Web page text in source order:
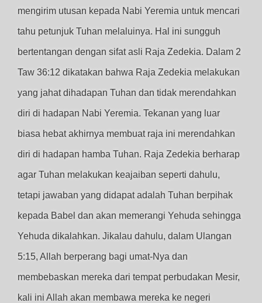
mengirim utusan kepada Nabi Yeremia untuk mencari
tahu petunjuk Tuhan melaluinya. Hal ini sungguh
bertentangan dengan sifat asli Raja Zedekia. Dalam 2
Taw 36:12 dikatakan bahwa Raja Zedekia melakukan
yang jahat dihadapan Tuhan dan tidak merendahkan
diri di hadapan Nabi Yeremia. Tekanan yang luar
biasa hebat akhirnya membuat raja ini merendahkan
diri di hadapan hamba Tuhan. Raja Zedekia berharap
agar Tuhan melakukan keajaiban seperti dahulu,
tetapi jawaban yang didapat adalah Tuhan berpihak
kepada Babel dan akan memerangi Yehuda sehingga
Yehuda dikalahkan. Jikalau dahulu, dalam Ulangan
5:15, Allah berperang bagi umat-Nya dan
membebaskan mereka dari tempat perbudakan Mesir,
kali ini Allah akan membawa mereka ke negeri